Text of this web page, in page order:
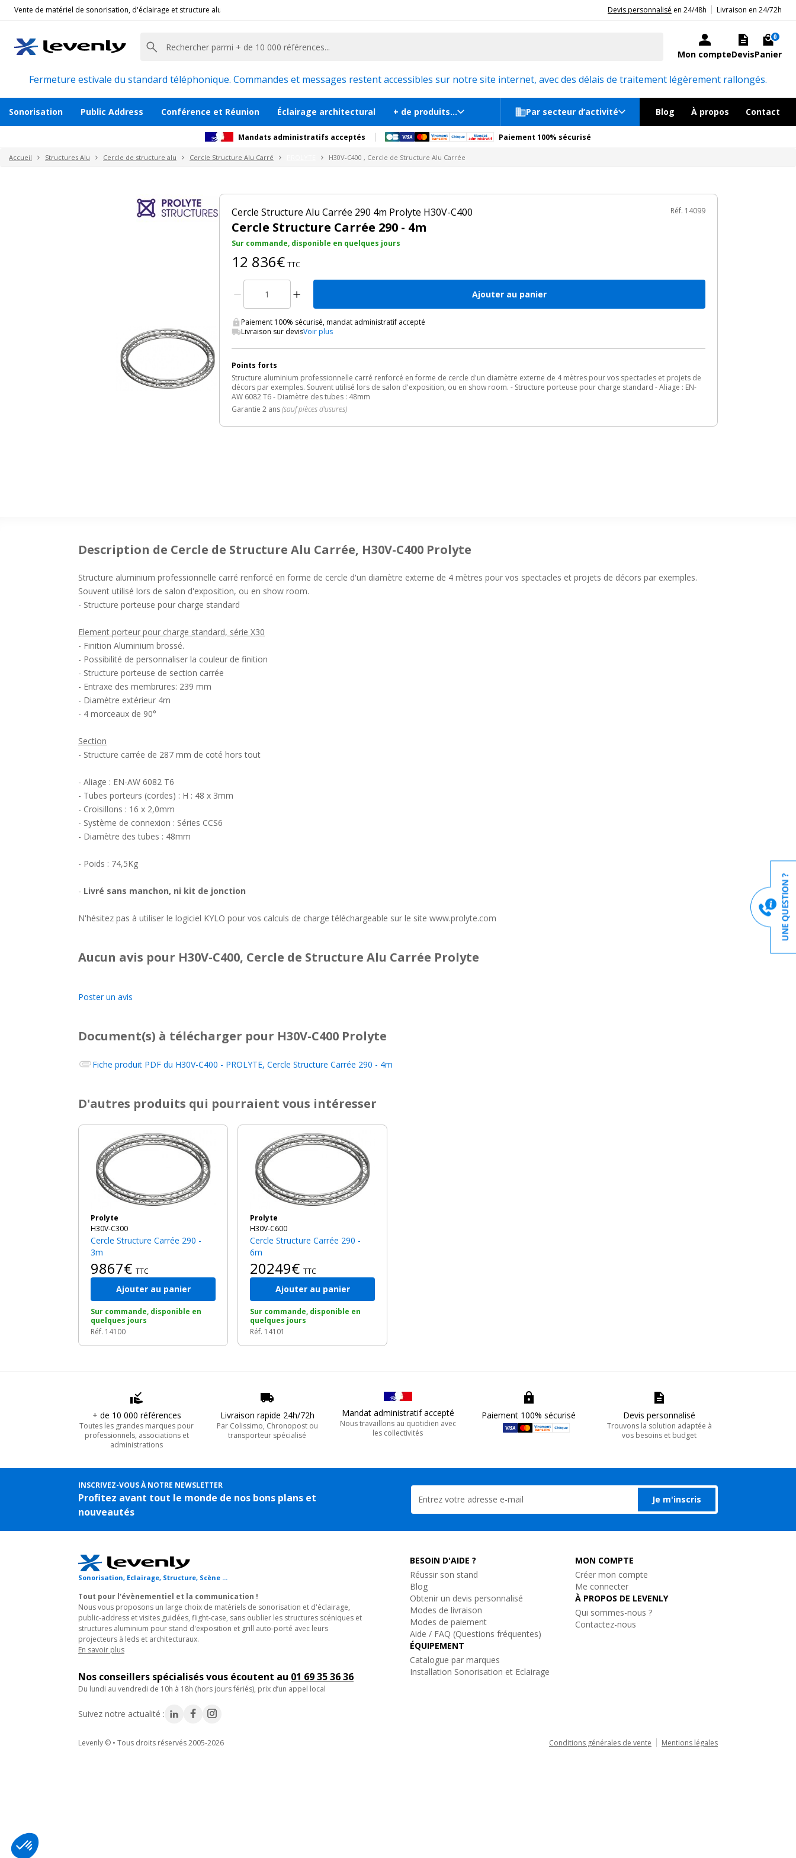
Vente de matériel de sonorisation, d'éclairage et structure alu pour l'évènementiel et la communication, stand exposition, scène, podium et estrade, etc. | 20ans d'expérience aux côtés des professionnels et acteurs publics.
Devis personnalisé en 24/48h Livraison en 24/72h
Mon compteDevisPanier
0
Fermeture estivale du standard téléphonique. Commandes et messages restent accessibles sur notre site internet, avec des délais de traitement légèrement rallongés.
Sonorisation Public Address Conférence et Réunion Éclairage architectural + de produits... Par secteur d’activité Blog À propos Contact
Mandats administratifs acceptés Paiement 100% sécurisé
Accueil Structures Alu Cercle de structure alu Cercle Structure Alu Carré H30V-C400 , Cercle de Structure Alu Carrée
Cercle Structure Alu Carrée 290 4m Prolyte H30V-C400
Cercle Structure Carrée 290 - 4m
Réf. 14099
Sur commande, disponible en quelques jours
12 836€ TTC
Ajouter au panier
Paiement 100% sécurisé, mandat administratif accepté
Livraison sur devisVoir plus
Points forts
Structure aluminium professionnelle carré renforcé en forme de cercle d'un diamètre externe de 4 mètres pour vos spectacles et projets de
décors par exemples. Souvent utilisé lors de salon d'exposition, ou en show room. - Structure porteuse pour charge standard - Aliage : EN-
AW 6082 T6 - Diamètre des tubes : 48mm
Garantie 2 ans(sauf pièces d'usures)
Description de Cercle de Structure Alu Carrée, H30V-C400 Prolyte
Structure aluminium professionnelle carré renforcé en forme de cercle d'un diamètre externe de 4 mètres pour vos spectacles et projets de décors par exemples.
Souvent utilisé lors de salon d'exposition, ou en show room.
- Structure porteuse pour charge standard
Element porteur pour charge standard, série X30
- Finition Aluminium brossé.
- Possibilité de personnaliser la couleur de finition
- Structure porteuse de section carrée
- Entraxe des membrures: 239 mm
- Diamètre extérieur 4m
- 4 morceaux de 90°
Section
- Structure carrée de 287 mm de coté hors tout
- Aliage : EN-AW 6082 T6
- Tubes porteurs (cordes) : H : 48 x 3mm
- Croisillons : 16 x 2,0mm
- Système de connexion : Séries CCS6
- Diamètre des tubes : 48mm
- Poids : 74,5Kg
- Livré sans manchon, ni kit de jonction
N'hésitez pas à utiliser le logiciel KYLO pour vos calculs de charge téléchargeable sur le site www.prolyte.com
Aucun avis pour H30V-C400, Cercle de Structure Alu Carrée Prolyte
Poster un avis
Document(s) à télécharger pour H30V-C400 Prolyte
Fiche produit PDF du H30V-C400 - PROLYTE, Cercle Structure Carrée 290 - 4m
D'autres produits qui pourraient vous intéresser
Prolyte
H30V-C300
Cercle Structure Carrée 290 -
3m
9867€ TTC
Ajouter au panier
Sur commande, disponible en
quelques jours
Réf. 14100
Prolyte
H30V-C600
Cercle Structure Carrée 290 -
6m
20249€ TTC
Ajouter au panier
Sur commande, disponible en
quelques jours
Réf. 14101
+ de 10 000 références
Toutes les grandes marques pour
professionnels, associations et
administrations
Livraison rapide 24h/72h
Par Colissimo, Chronopost ou
transporteur spécialisé
Mandat administratif accepté
Nous travaillons au quotidien avec
les collectivités
Paiement 100% sécurisé Devis personnalisé
Trouvons la solution adaptée à
vos besoins et budget
INSCRIVEZ-VOUS À NOTRE NEWSLETTER
Profitez avant tout le monde de nos bons plans et
nouveautés
Je m'inscris
Sonorisation, Eclairage, Structure, Scène ...
Tout pour l'évènementiel et la communication !
Nous vous proposons un large choix de matériels de sonorisation et d'éclairage,
public-address et visites guidées, flight-case, sans oublier les structures scéniques et
structures aluminium pour stand d'exposition et grill auto-porté avec leurs
projecteurs à leds et architecturaux.
En savoir plus
Nos conseillers spécialisés vous écoutent au 01 69 35 36 36
du lundi au vendredi de 10h à 18h (hors jours fériés), prix d’un appel local
Suivez notre actualité :
BESOIN D'AIDE ?
Réussir son stand
Blog
Obtenir un devis personnalisé
Modes de livraison
Modes de paiement
Aide / FAQ (Questions fréquentes)
ÉQUIPEMENT
Catalogue par marques
Installation Sonorisation et Eclairage
MON COMPTE
Créer mon compte
Me connecter
À PROPOS DE LEVENLY
Qui sommes-nous ?
Contactez-nous
Levenly © • Tous droits réservés 2005-2026 Conditions générales de vente Mentions légales